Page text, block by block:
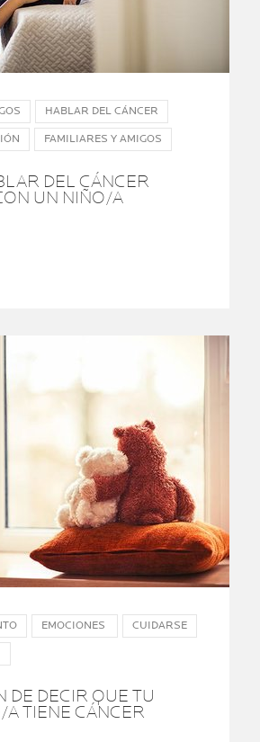
HABLAR DEL CÁNCER
FAMILIARES Y AMIGOS
DEL CÁNCER
UN NIÑO/A
EMOCIONES CUIDARSE
DE DECIR QUE TU
TIENE CÁNCER